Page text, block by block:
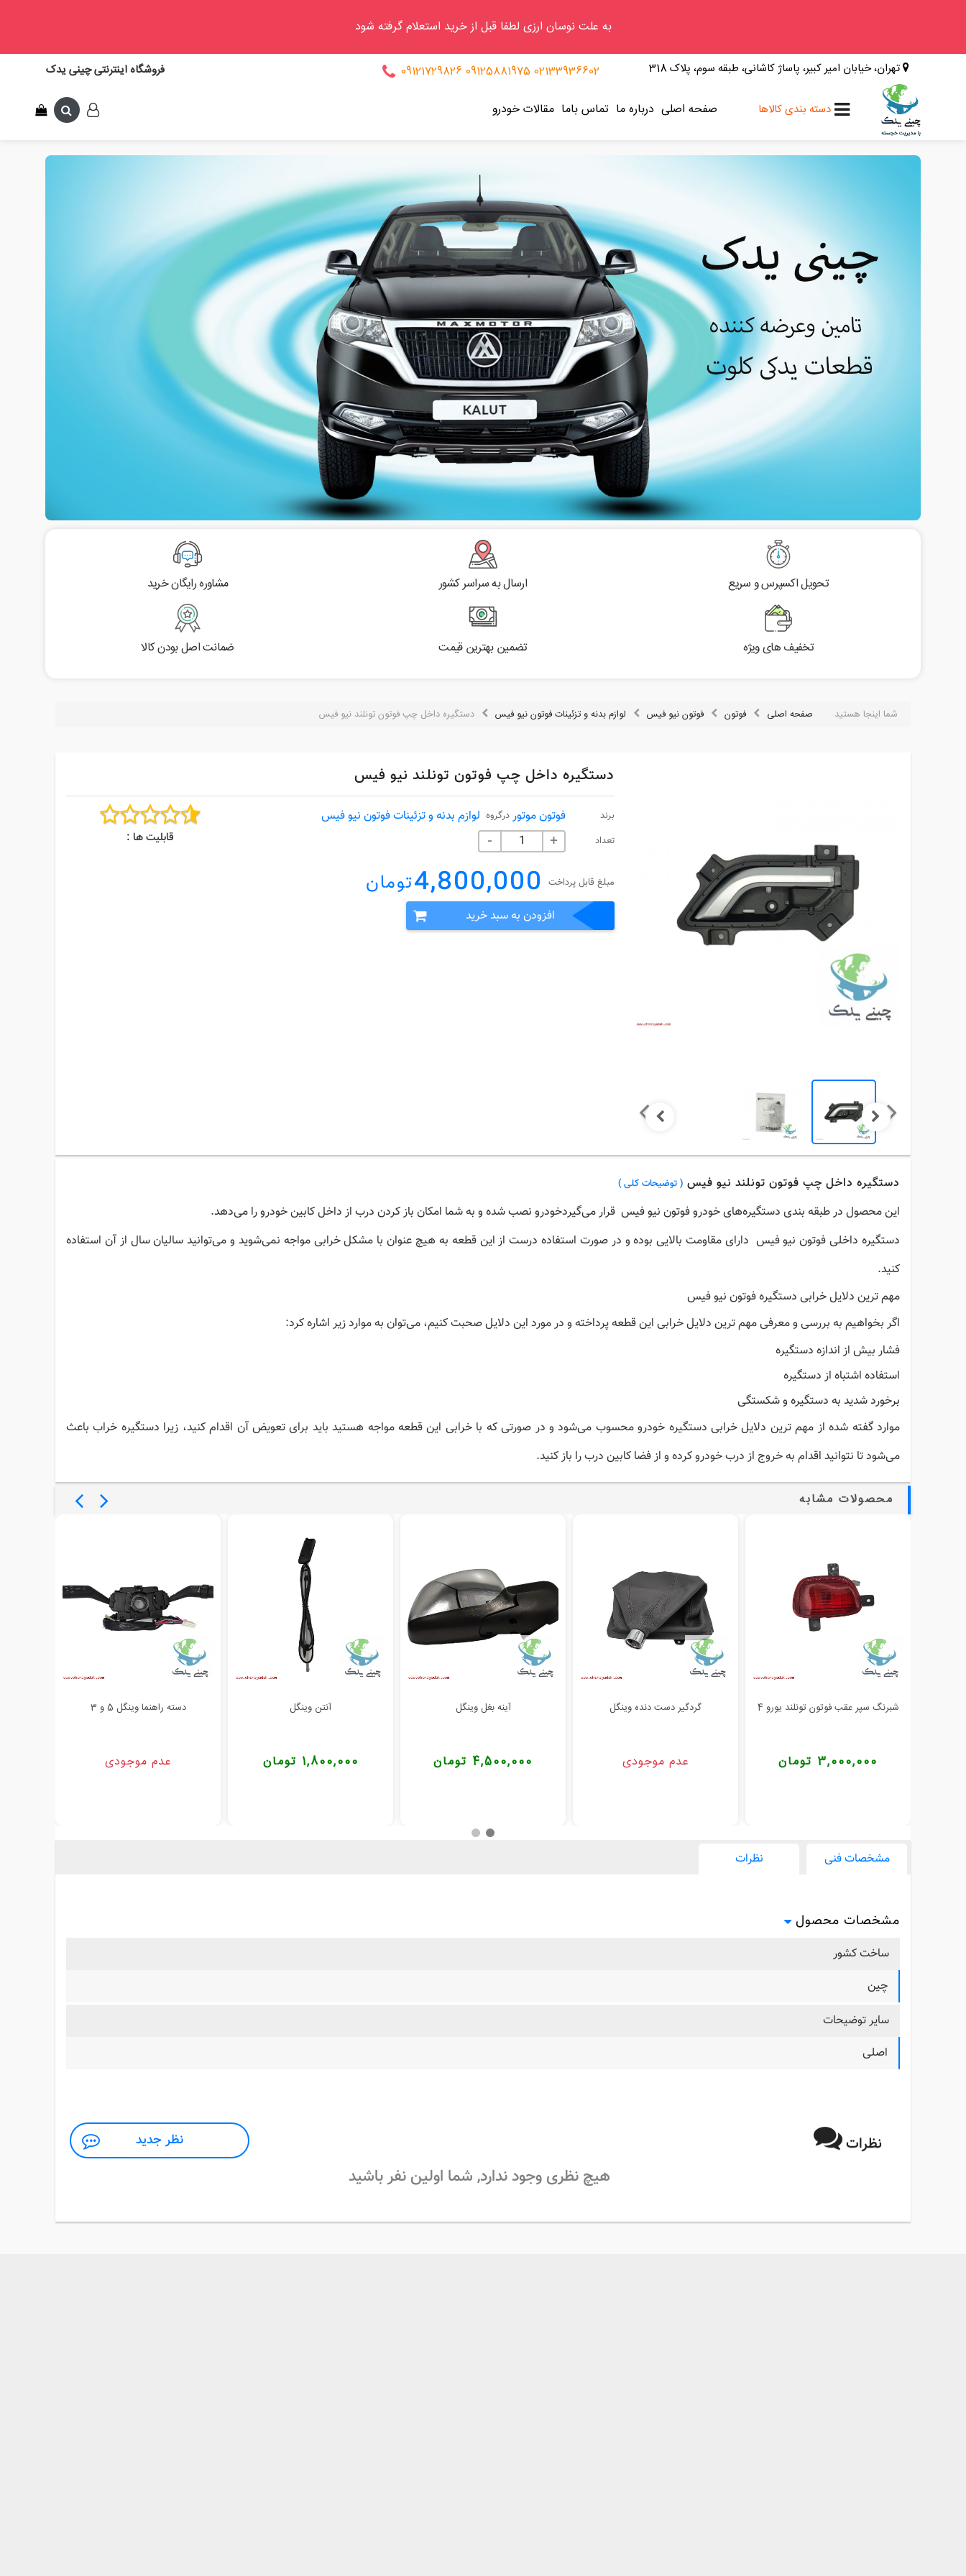
به علت نوسان ارزی لطفا قبل از خرید استعلام گرفته شود
تهران، خیابان امیر کبیر، پاساژ کاشانی، طبقه سوم، پلاک 318 02133936602
09125881975
09121729826 فروشگاه اینترنتی چینی یدک
وینگل
کی ام سی
دسته بندی کالاها صفحه اصلی درباره ما تماس باما مقالات خودرو
تحویل اکسپرس و سریع ارسال به سراسر کشور مشاوره رایگان خرید
تخفیف های ویژه تضمین بهترین قیمت ضمانت اصل بودن کالا
شما اینجا هستید صفحه اصلی فوتون فوتون نیو فیس لوازم بدنه و تزئینات فوتون نیو فیس دستگیره داخل چپ فوتون تونلند نیو فیس
دستگیره داخل چپ فوتون تونلند نیو فیس
برند فوتون موتور درگروه لوازم بدنه و تزئینات فوتون نیو فیس
تعداد - +
مبلغ قابل پرداخت 4,800,000تومان
افزودن به سبد خرید
قابلیت ها :
دستگیره داخل چپ فوتون تونلند نیو فیس ( توضیحات کلی )
این محصول در طبقه بندی دستگیره‌های خودرو فوتون نیو فیس قرار می‌گیردخودرو نصب شده و به شما امکان باز کردن درب از داخل کابین خودرو را می‌دهد.
دستگیره داخلی فوتون نیو فیس دارای مقاومت بالایی بوده و در صورت استفاده درست از این قطعه به هیچ عنوان با مشکل خرابی مواجه نمی‌شوید و می‌توانید سالیان سال از آن استفاده
کنید.
مهم ترین دلایل خرابی دستگیره فوتون نیو فیس
اگر بخواهیم به بررسی و معرفی مهم ترین دلایل خرابی این قطعه پرداخته و در مورد این دلایل صحبت کنیم، می‌توان به موارد زیر اشاره کرد:
فشار بیش از اندازه دستگیره
استفاده اشتباه از دستگیره
برخورد شدید به دستگیره و شکستگی
موارد گفته شده از مهم ترین دلایل خرابی دستگیره خودرو محسوب می‌شود و در صورتی که با خرابی این قطعه مواجه هستید باید برای تعویض آن اقدام کنید، زیرا دستگیره خراب باعث
می‌شود تا نتوانید اقدام به خروج از درب خودرو کرده و از فضا کابین درب را باز کنید.
محصولات مشابه
شبرنگ سپر عقب فوتون تونلند یورو 4
3,000,000 تومان
گردگیر دست دنده وینگل
عدم موجودی
آینه بغل وینگل
4,500,000 تومان
آنتن وینگل
1,800,000 تومان
دسته راهنما وینگل 5 و 3
عدم موجودی
مشخصات فنی نظرات
مشخصات محصول
ساخت کشور
چین
سایر توضیحات
اصلی
نظرات نظر جدید
هیچ نظری وجود ندارد, شما اولین نفر باشید